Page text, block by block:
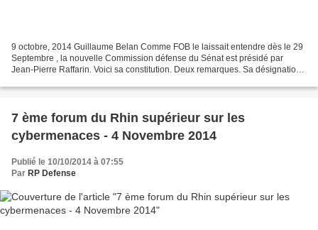
9 octobre, 2014 Guillaume Belan Comme FOB le laissait entendre dès le 29
Septembre , la nouvelle Commission défense du Sénat est présidé par
Jean-Pierre Raffarin. Voici sa constitution. Deux remarques. Sa désignation
7 ème forum du Rhin supérieur sur les
cybermenaces - 4 Novembre 2014
Publié le 10/10/2014 à 07:55
Par RP Defense